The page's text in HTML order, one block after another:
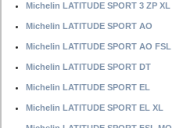
Michelin LATITUDE SPORT 3 ZP XL
Michelin LATITUDE SPORT AO
Michelin LATITUDE SPORT AO FSL
Michelin LATITUDE SPORT DT
Michelin LATITUDE SPORT EL
Michelin LATITUDE SPORT EL XL